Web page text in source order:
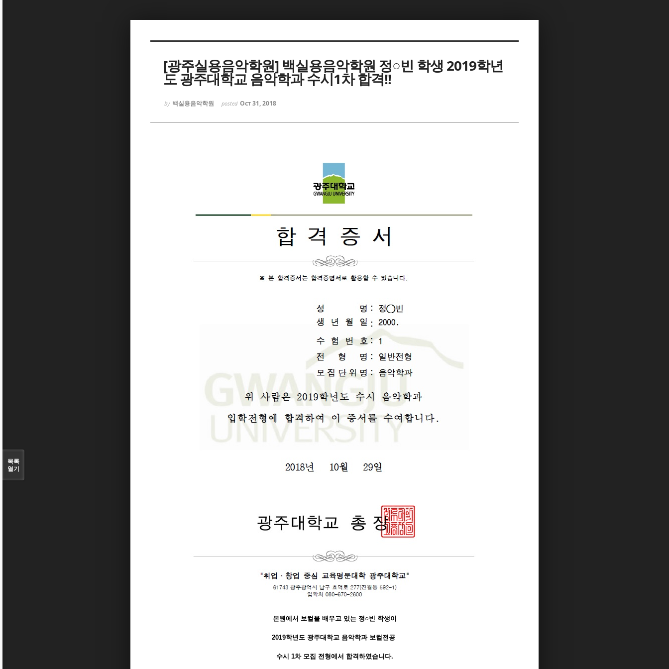
[광주실용음악학원] 백실용음악학원 정○빈 학생 2019학년
도 광주대학교 음악학과 수시1차 합격!!
by 백실용음악학원 posted Oct 31, 2018
본원에서 보컬을 배우고 있는 정○빈 학생이
2019학년도 광주대학교 음악학과 보컬전공
수시 1차 모집 전형에서 합격하였습니다.
목록
열기
Sketchbook5, 스케치북5
Sketchbook5, 스케치북5